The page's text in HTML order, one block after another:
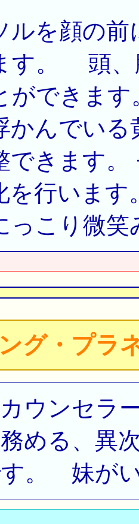
ルを顔の
す。 頭、
ができま
かんでい
できます
を行いま
っこり微笑
グ・プラ
ウンセラ
める、異
。 妹が